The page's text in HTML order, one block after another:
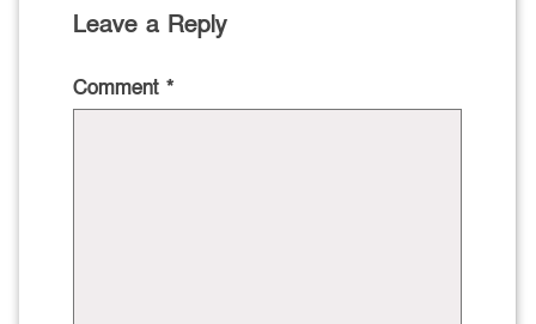
Leave a Reply
Comment *